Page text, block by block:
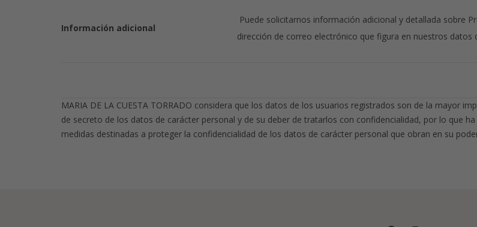
Información adicional
Puede solicitarnos información adicional y detallada sobre
dirección de correo electrónico que figura en nuestros datos
MARIA DE LA CUESTA TORRADO considera que los datos de los usuarios registrados son de la mayor
de secreto de los datos de carácter personal y de su deber de tratarlos con confidencialidad, por lo que
medidas destinadas a proteger la confidencialidad de los datos de carácter personal que obran en su